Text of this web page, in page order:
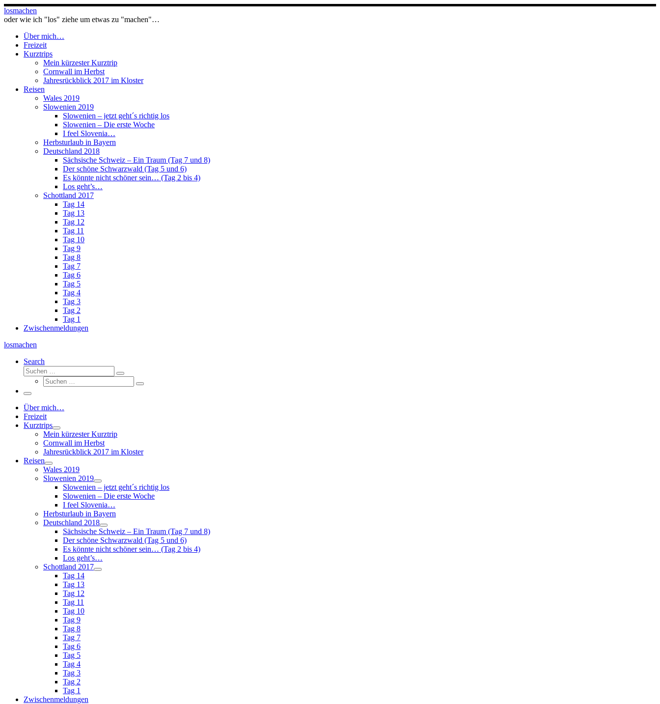
Zum
Inhalt
losmachen
oder wie ich "los" ziehe um etwas zu "machen"…
Über mich…
Freizeit
Kurztrips
Mein kürzester Kurztrip
Cornwall im Herbst
Jahresrückblick 2017 im Kloster
Reisen
Wales 2019
Slowenien 2019
Slowenien – jetzt geht´s richtig los
Slowenien – Die erste Woche
I feel Slovenia…
Herbsturlaub in Bayern
Deutschland 2018
Sächsische Schweiz – Ein Traum (Tag 7 und 8)
Der schöne Schwarzwald (Tag 5 und 6)
Es könnte nicht schöner sein… (Tag 2 bis 4)
Los geht’s…
Schottland 2017
Tag 14
Tag 13
Tag 12
Tag 11
Tag 10
Tag 9
Tag 8
Tag 7
Tag 6
Tag 5
Tag 4
Tag 3
Tag 2
Tag 1
Zwischenmeldungen
losmachen
Search
Suche
Suchen
Suche
Suchen
Menü
Über mich…
Freizeit
Kurztrips
Mein kürzester Kurztrip
Cornwall im Herbst
Jahresrückblick 2017 im Kloster
Reisen
Wales 2019
Slowenien 2019
Slowenien – jetzt geht´s richtig los
Slowenien – Die erste Woche
I feel Slovenia…
Herbsturlaub in Bayern
Deutschland 2018
Sächsische Schweiz – Ein Traum (Tag 7 und 8)
Der schöne Schwarzwald (Tag 5 und 6)
Es könnte nicht schöner sein… (Tag 2 bis 4)
Los geht’s…
Schottland 2017
Tag 14
Tag 13
Tag 12
Tag 11
Tag 10
Tag 9
Tag 8
Tag 7
Tag 6
Tag 5
Tag 4
Tag 3
Tag 2
Tag 1
Zwischenmeldungen